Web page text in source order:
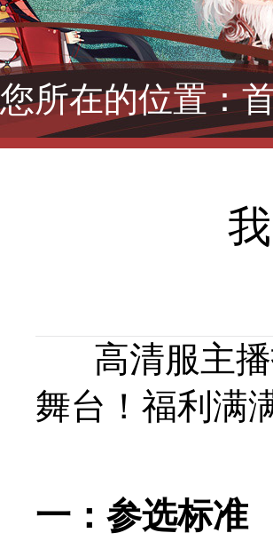
您所在的位置：
高清服主
舞台！福利满
一：参选标准